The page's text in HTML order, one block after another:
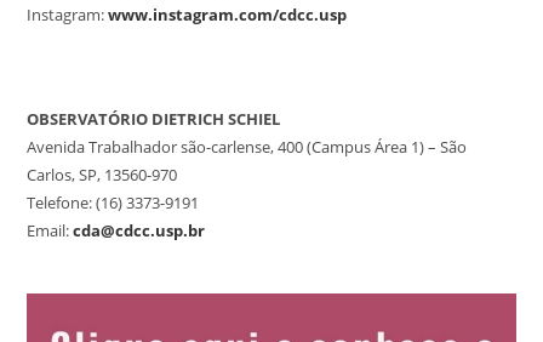
Instagram:www.instagram.com/cdcc.usp
OBSERVATÓRIO DIETRICH SCHIEL
Avenida Trabalhador são-carlense, 400 (Campus Área 1) – São
Carlos, SP, 13560-970
Telefone: (16) 3373-9191
Email:cda@cdcc.usp.br